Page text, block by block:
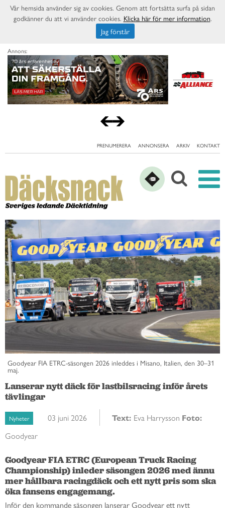
Annons:
PRENUMERERA ANNONSERA ARKIV KONTAKT
Goodyear FIA ETRC-säsongen 2026 inleddes i Misano, Italien, den 30–31
maj.
Lanserar nytt däck för lastbilsracing inför årets
tävlingar
Nyheter 03 juni 2026 Text: Eva Harrysson Foto:
Goodyear
Goodyear FIA ETRC (European Truck Racing
Championship) inleder säsongen 2026 med ännu
mer hållbara racingdäck och ett nytt pris som ska
öka fansens engagemang.
Inför den kommande säsongen lanserar Goodyear ett nytt
Vår hemsida använder sig av cookies. Genom att fortsätta surfa på sidan
godkänner du att vi använder cookies. Klicka här för mer information.
Jag förstår